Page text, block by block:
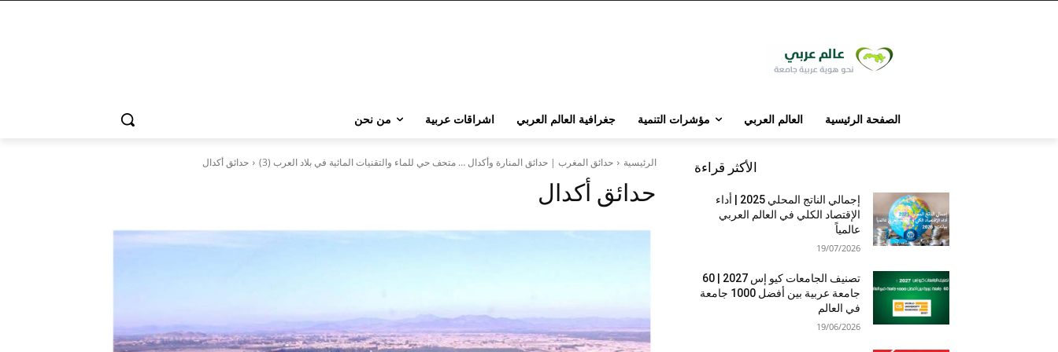
الصفحة الرئيسية العالم العربي مؤشرات التنمية جغرافية العالم العربي اشراقات عربية من نحن
الرئيسية حدائق المغرب | حدائق المنارة وأكدال … متحف حي للماء والتقنيات المائية في بلاد العرب (3) حدائق أكدال
حدائق أكدال
الأكثر قراءة
إجمالي الناتج المحلي 2025 | أداء
الإقتصاد الكلي في العالم العربي
عالمياً
19/07/2026
تصنيف الجامعات كيو إس 2027 | 60
جامعة عربية بين أفضل 1000 جامعة
في العالم
19/06/2026